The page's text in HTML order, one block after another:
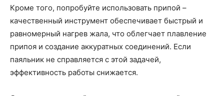
Кроме того, попробуйте использовать припой –
качественный инструмент обеспечивает быстрый и
равномерный нагрев жала, что облегчает плавление
припоя и создание аккуратных соединений. Если
паяльник не справляется с этой задачей,
эффективность работы снижается.